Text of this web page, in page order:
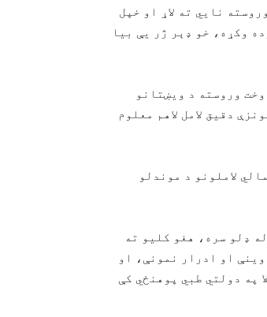
شوه. وروسته نایي ته لاړ او خپل
وکړه، خو ډېر ژر یې بیا
وروسته د ویښتانو
دقیق لامل لاهم معلوم
لاملونو د موندلو
ډلو سره، هغو کلیو ته
او ادرار نمونې، او
په دولتي طبي پوهنځي کې